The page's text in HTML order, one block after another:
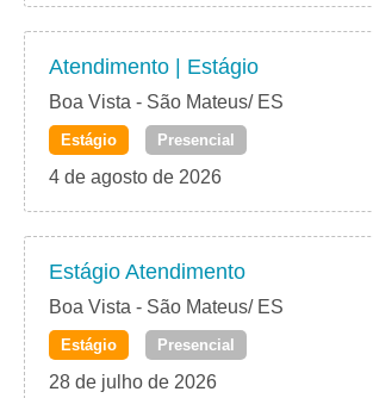
Atendimento | Estágio
Boa Vista - São Mateus/ ES
Estágio Presencial
4 de agosto de 2026
Estágio Atendimento
Boa Vista - São Mateus/ ES
Estágio Presencial
28 de julho de 2026